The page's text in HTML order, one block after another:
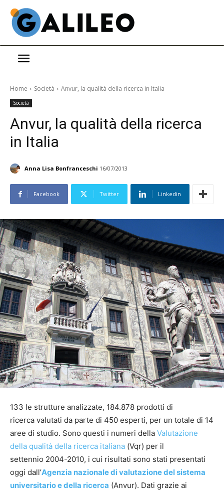
Home Società Anvur, la qualità della ricerca in Italia
Società
Anvur, la qualità della ricerca
in Italia
Anna Lisa Bonfranceschi 16/07/2013
Facebook Twitter Linkedin
133 le strutture analizzate, 184.878 prodotti di
ricerca valutati da parte di 450 esperti, per un totale di 14
aree di studio. Sono questi i numeri della Valutazione
della qualità della ricerca italiana (Vqr) per il
settennio 2004-2010, i cui risultati sono stati presentati
oggi dall’Agenzia nazionale di valutazione del sistema
universitario e della ricerca (Anvur). Dati grazie ai